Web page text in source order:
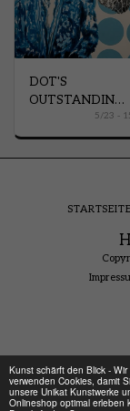
Kunst schärft den Blick - Wir
verwenden Cookies, damit
unsere Unikat Kunstwerke
Onlineshop optimal erleben
DOT'S
OUTSTANDING
5/23 -
STARTSEITE